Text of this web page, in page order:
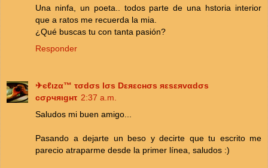
Una ninfa, un poeta.. todos parte de una hstoria interior
que a ratos me recuerda la mia.
¿Qué buscas tu con tanta pasión?
Responder
✈єℓιzα™ τσdσs lσs Dεяεcнσs яεsεяvαdσs
cσρчяιgнτ 2:37 a.m.
Saludos mi buen amigo...
Pasando a dejarte un beso y decirte que tu escrito me
parecio atraparme desde la primer línea, saludos :)